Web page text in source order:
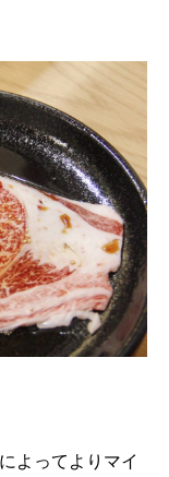
よってよりマイ